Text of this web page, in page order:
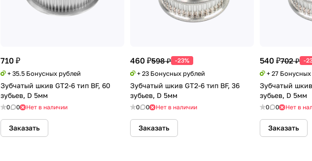
710 ₽
+ 35.5 Бонусных рублей
Зубчатый шкив GT2-6 тип BF, 60
зубьев, D 5мм
0 0 Нет в наличии
Заказать
460 ₽598 ₽ -23%
+ 23 Бонусных рублей
Зубчатый шкив GT2-6 тип BF, 36
зубьев, D 5мм
0 0 Нет в наличии
Заказать
540 ₽702 ₽ -
+ 27
Зубчатый
зубьев, D 5мм
0 0 Нет в
Заказать